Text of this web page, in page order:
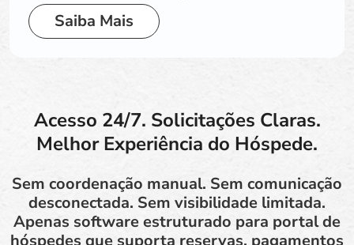
Saiba Mais
Acesso 24/7. Solicitações Claras.
Melhor Experiência do Hóspede.
Sem coordenação manual. Sem comunicação
desconectada. Sem visibilidade limitada.
Apenas software estruturado para portal de
hóspedes que suporta reservas, pagamentos